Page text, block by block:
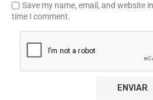
Save my name, email, and website
time I comment.